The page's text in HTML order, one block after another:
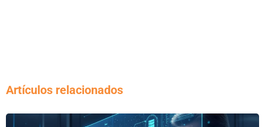
Artículos relacionados